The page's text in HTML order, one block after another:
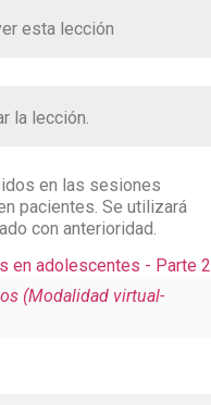
esta lección
la lección.
en las sesiones
pacientes. Se utilizará
con anterioridad.
en adolescentes - Parte 2
(Modalidad virtual-